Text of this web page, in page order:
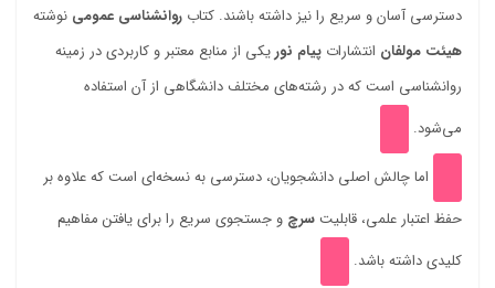
دسترسی آسان و سریع را نیز داشته باشند. کتاب روانشناسی عمومی نوشته
هیئت مولفان انتشارات پیام نوریکی از منابع معتبر و کاربردی در زمینه
روانشناسی است که در رشته‌های مختلف دانشگاهی از آن استفاده
می‌شود.
اما چالش اصلی دانشجویان، دسترسی به نسخه‌ای است که علاوه بر
حفظ اعتبار علمی، قابلیت سرچ و جستجوی سریع را برای یافتن مفاهیم
کلیدی داشته باشد.